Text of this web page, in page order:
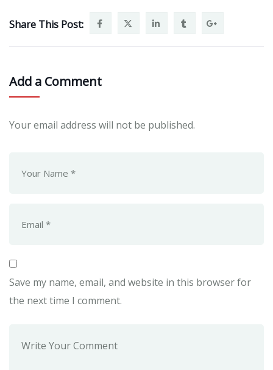
Share This Post:
Add a Comment
Your email address will not be published.
Save my name, email, and website in this browser for
the next time I comment.